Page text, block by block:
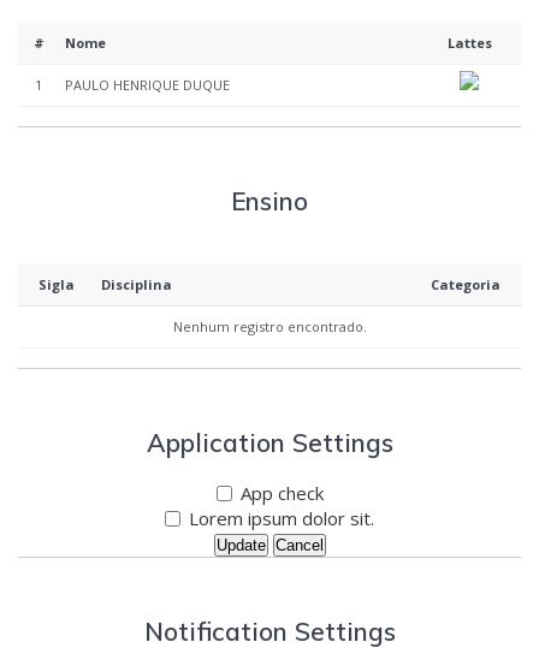
# Nome Lattes
1 PAULO HENRIQUE DUQUE
Ensino
Sigla Disciplina Categoria
Nenhum registro encontrado.
Application Settings
App check
Lorem ipsum dolor sit.
Update Cancel
Notification Settings